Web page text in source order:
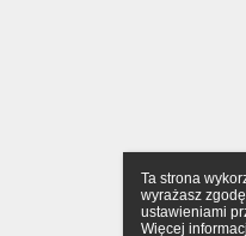
Ta strona
wyrażasz
ustawieniami
Więcej